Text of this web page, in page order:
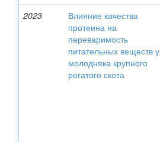
2023
Влияние качества
протеина на
переваримость
питательных веществ у
молодняка крупного
рогатого скота